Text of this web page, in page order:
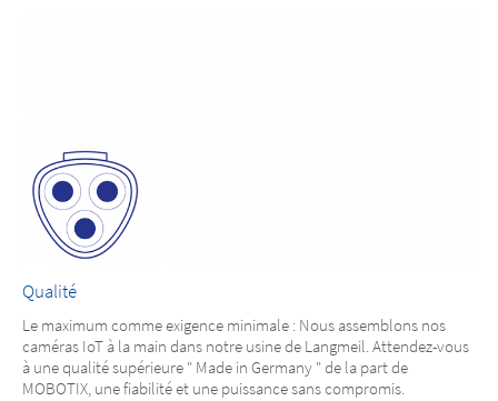
Qualité
Le maximum comme exigence minimale : Nous assemblons nos
caméras IoT à la main dans notre usine de Langmeil. Attendez-vous
à une qualité supérieure " Made in Germany " de la part de
MOBOTIX, une fiabilité et une puissance sans compromis.